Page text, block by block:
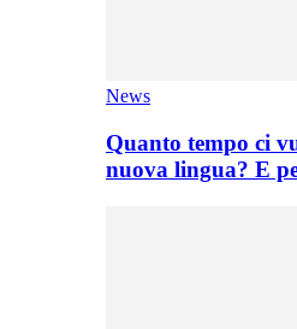
News
Quanto tempo ci
nuova lingua? E